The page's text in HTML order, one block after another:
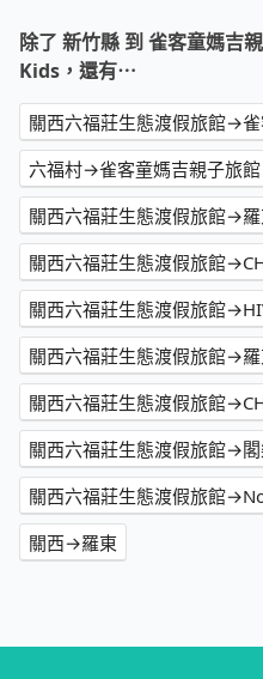
除了 新竹縣 到 雀客童媽吉
Kids，還有⋯
六福村→雀客童媽吉親子旅
關西六福莊生態渡假旅館→
關西六福莊生態渡假旅館
關西六福莊生態渡假旅館→
關西六福莊生態渡假旅館
關西六福莊生態渡假旅館→
關西六福莊生態渡假旅館
關西→羅東